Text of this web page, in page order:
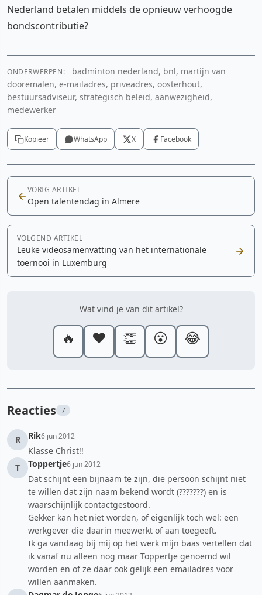
Nederland betalen middels de opnieuw verhoogde
bondscontributie?
ONDERWERPEN:
badminton nederland, bnl, martijn van
dooremalen, e-mailadres, priveadres, oosterhout,
bestuursadviseur, strategisch beleid, aanwezigheid,
medewerker
Kopieer WhatsApp X Facebook
VORIG ARTIKEL
Open talentendag in Almere
VOLGEND ARTIKEL
Leuke videosamenvatting van het internationale
toernooi in Luxemburg
Wat vind je van dit artikel?
🔥 ❤️ 👏 😮 😂
Reacties 7
R Rik6 jun 2012
Klasse Christ!!
T
Toppertje6 jun 2012
Dat schijnt een bijnaam te zijn, die persoon schijnt niet
te willen dat zijn naam bekend wordt (???????) en is
waarschijnlijk contactgestoord.
Gekker kan het niet worden, of eigenlijk toch wel: een
werkgever die daarin meewerkt of aan toegeeft.
Ik ga vandaag bij mij op het werk mijn baas vertellen dat
ik vanaf nu alleen nog maar Toppertje genoemd wil
worden en of ze daar ook gelijk een emailadres voor
willen aanmaken.